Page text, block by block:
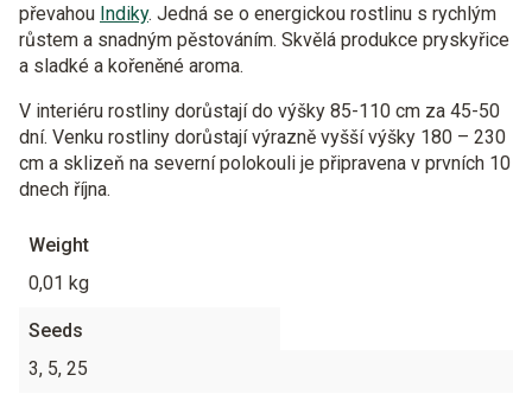
převahou Indiky. Jedná se o energickou rostlinu s rychlým
růstem a snadným pěstováním. Skvělá produkce pryskyřice
a sladké a kořeněné aroma.
V interiéru rostliny dorůstají do výšky 85-110 cm za 45-50
dní. Venku rostliny dorůstají výrazně vyšší výšky 180 – 230
cm a sklizeň na severní polokouli je připravena v prvních 10
dnech října.
Weight
0,01 kg
Seeds
3, 5, 25